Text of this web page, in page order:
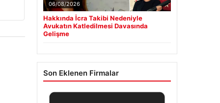
06/08/2026
Hakkında İcra Takibi Nedeniyle
Avukatın Katledilmesi Davasında
Gelişme
Son Eklenen Firmalar